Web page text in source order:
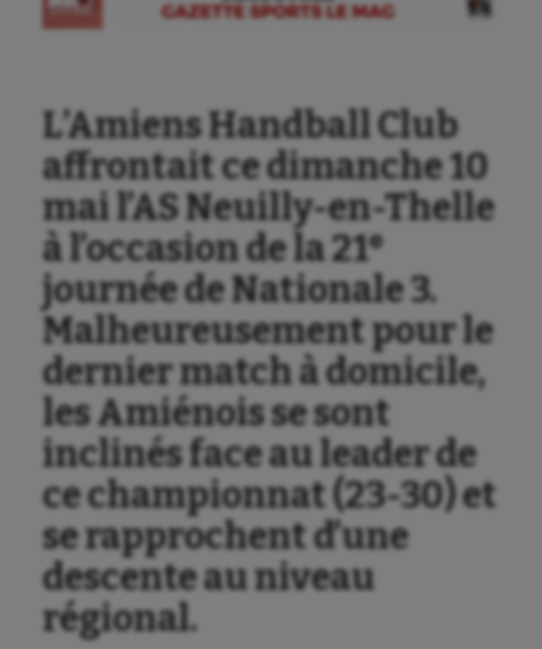
L’Amiens Handball Club
affrontait ce dimanche 10
mai l’AS Neuilly-en-Thelle
à l’occasion de la 21ᵉ
journée de Nationale 3.
Malheureusement pour le
dernier match à domicile,
les Amiénois se sont
inclinés face au leader de
ce championnat (23-30) et
se rapprochent d’une
descente au niveau
régional.